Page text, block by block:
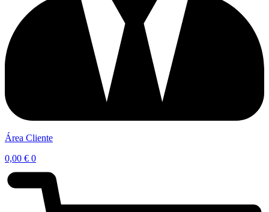
Área Cliente
0,00 € 0